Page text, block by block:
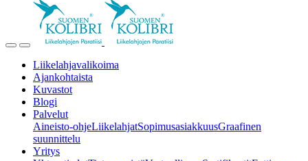
Liikelahjavalikoima
Ajankohtaista
Kuvastot
Blogi
Palvelut
Aineisto-ohjeLiikelahjatSopimusasiakkuusGraafinen
suunnittelu
Yritys